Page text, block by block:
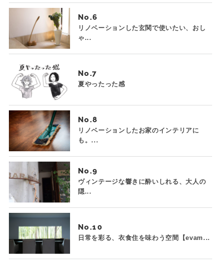
No.
リノベーションした玄関で使いたい、おし
ゃ...
No.
夏やったった感
No.
リノベーションしたお家のインテリアに
も。...
No.
ヴィンテージな響きに酔いしれる、大人の
隠...
No.
日常を彩る、衣食住を味わう空間【evam...